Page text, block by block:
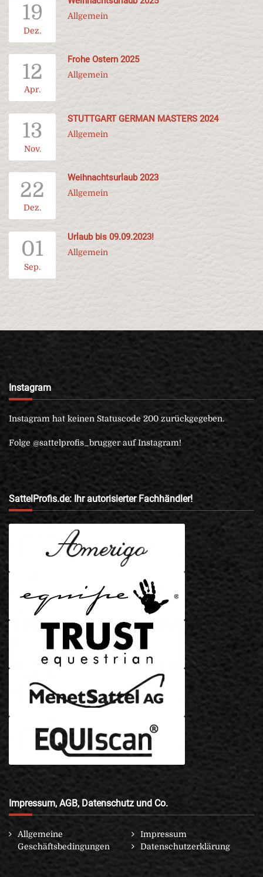
19
Dez.
Allgemein
12
Apr.
Frohe Ostern 2025
Allgemein
13
Nov.
STUTTGART GERMAN MASTERS 2024
Allgemein
22
Dez.
Weihnachtsurlaub 2023
Allgemein
01
Sep.
Urlaub bis 09.09.2023!
Allgemein
Instagram
Instagram hat keinen Statuscode 200 zurückgegeben.
Folge @sattelprofis_brugger auf Instagram!
SattelProfis.de: Ihr autorisierter Fachhändler!
Impressum, AGB, Datenschutz und Co.
Allgemeine
Geschäftsbedingungen
Impressum
Datenschutzerklärung